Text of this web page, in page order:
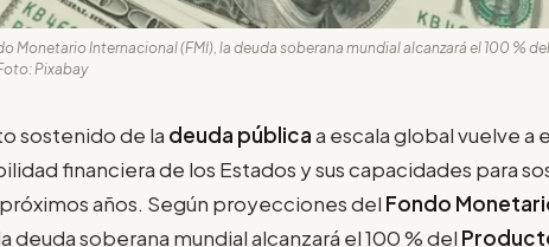
Monetario Internacional (FMI), la deuda soberana mundial alcanzará el 100 %
Pixabay
sostenido de la deuda públicaa escala global vuelve a
financiera de los Estados y sus capacidades para
años. Según proyecciones del Fondo
deuda soberana mundial alcanzará el 100 % del